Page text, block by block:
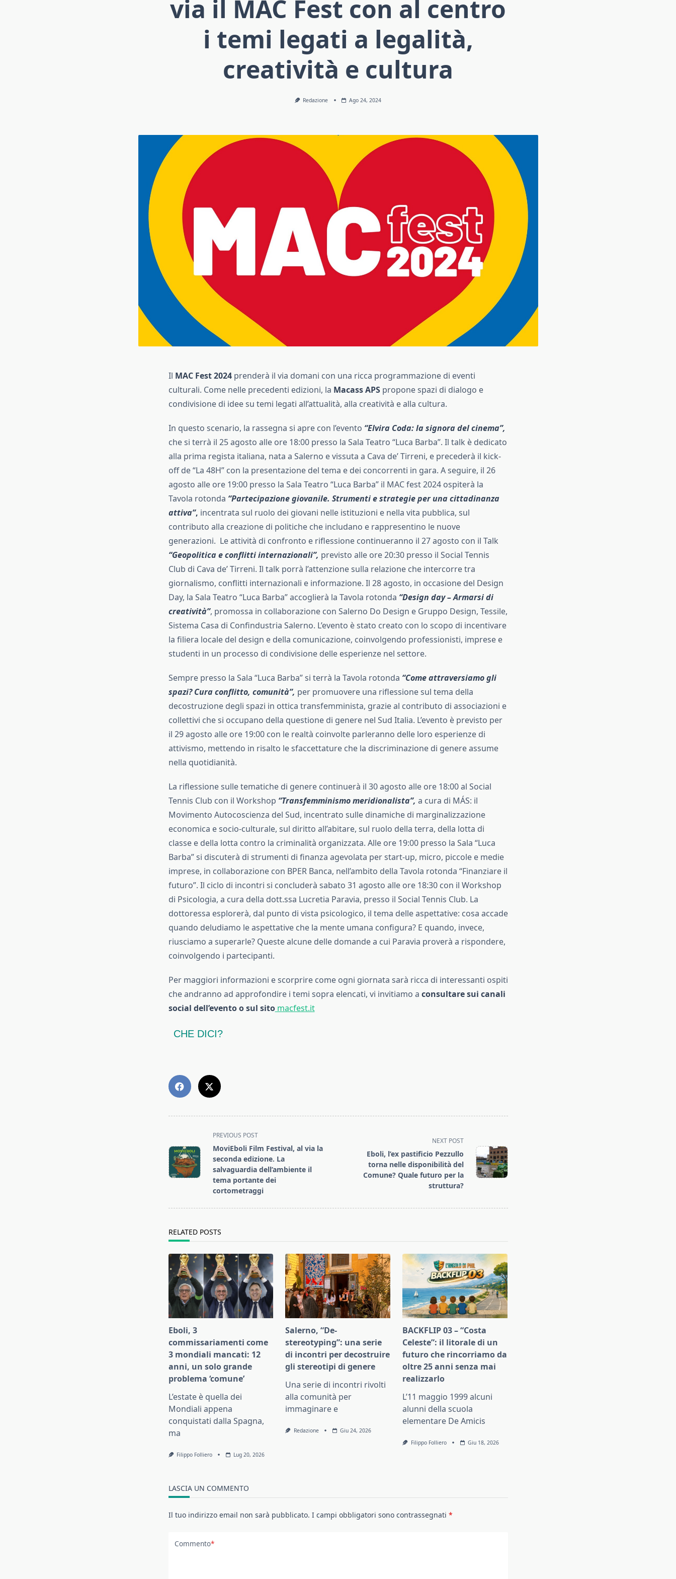
via il MAC Fest con al centro
i temi legati a legalità,
creatività e cultura
Redazione Ago 24, 2024
Il MAC Fest 2024prenderà il via domani con una ricca programmazione di eventi
culturali. Come nelle precedenti edizioni, la Macass APSpropone spazi di dialogo e
condivisione di idee su temi legati all’attualità, alla creatività e alla cultura.
In questo scenario, la rassegna si apre con l’evento “Elvira Coda: la signora del cinema”,
che si terrà il 25 agosto alle ore 18:00 presso la Sala Teatro “Luca Barba”. Il talk è dedicato
alla prima regista italiana, nata a Salerno e vissuta a Cava de’ Tirreni, e precederà il kick-
off de “La 48H” con la presentazione del tema e dei concorrenti in gara. A seguire, il 26
agosto alle ore 19:00 presso la Sala Teatro “Luca Barba” il MAC fest 2024 ospiterà la
Tavola rotonda “Partecipazione giovanile. Strumenti e strategie per una cittadinanza
attiva”, incentrata sul ruolo dei giovani nelle istituzioni e nella vita pubblica, sul
contributo alla creazione di politiche che includano e rappresentino le nuove
generazioni. Le attività di confronto e riflessione continueranno il 27 agosto con il Talk
“Geopolitica e conflitti internazionali”, previsto alle ore 20:30 presso il Social Tennis
Club di Cava de’ Tirreni. Il talk porrà l’attenzione sulla relazione che intercorre tra
giornalismo, conflitti internazionali e informazione. Il 28 agosto, in occasione del Design
Day, la Sala Teatro “Luca Barba” accoglierà la Tavola rotonda “Design day – Armarsi di
creatività”, promossa in collaborazione con Salerno Do Design e Gruppo Design, Tessile,
Sistema Casa di Confindustria Salerno. L’evento è stato creato con lo scopo di incentivare
la filiera locale del design e della comunicazione, coinvolgendo professionisti, imprese e
studenti in un processo di condivisione delle esperienze nel settore.
Sempre presso la Sala “Luca Barba” si terrà la Tavola rotonda “Come attraversiamo gli
spazi? Cura conflitto, comunità”, per promuovere una riflessione sul tema della
decostruzione degli spazi in ottica transfemminista, grazie al contributo di associazioni e
collettivi che si occupano della questione di genere nel Sud Italia. L’evento è previsto per
il 29 agosto alle ore 19:00 con le realtà coinvolte parleranno delle loro esperienze di
attivismo, mettendo in risalto le sfaccettature che la discriminazione di genere assume
nella quotidianità.
La riflessione sulle tematiche di genere continuerà il 30 agosto alle ore 18:00 al Social
Tennis Club con il Workshop “Transfemminismo meridionalista”, a cura di MÁS: il
Movimento Autocoscienza del Sud, incentrato sulle dinamiche di marginalizzazione
economica e socio-culturale, sul diritto all’abitare, sul ruolo della terra, della lotta di
classe e della lotta contro la criminalità organizzata. Alle ore 19:00 presso la Sala “Luca
Barba” si discuterà di strumenti di finanza agevolata per start-up, micro, piccole e medie
imprese, in collaborazione con BPER Banca, nell’ambito della Tavola rotonda “Finanziare il
futuro”. Il ciclo di incontri si concluderà sabato 31 agosto alle ore 18:30 con il Workshop
di Psicologia, a cura della dott.ssa Lucretia Paravia, presso il Social Tennis Club. La
dottoressa esplorerà, dal punto di vista psicologico, il tema delle aspettative: cosa accade
quando deludiamo le aspettative che la mente umana configura? E quando, invece,
riusciamo a superarle? Queste alcune delle domande a cui Paravia proverà a rispondere,
coinvolgendo i partecipanti.
Per maggiori informazioni e scorprire come ogni giornata sarà ricca di interessanti ospiti
che andranno ad approfondire i temi sopra elencati, vi invitiamo a consultare sui canali
social dell’evento o sul sitomacfest.it
CHE DICI?
class="nav-
subtitle
screen-
text">Page</span>
PREVIOUS POST
MoviEboli Film Festival, al via la
seconda edizione. La
salvaguardia dell’ambiente il
tema portante dei
cortometraggi
NEXT POST
Eboli, l’ex pastificio Pezzullo
torna nelle disponibilità del
Comune? Quale futuro per la
struttura?
RELATED POSTS
Eboli, 3
commissariamenti come
3 mondiali mancati: 12
anni, un solo grande
problema ‘comune’
L’estate è quella dei
Mondiali appena
conquistati dalla Spagna,
ma
Filippo Folliero Lug 20, 2026
Salerno, “De-
stereotyping”: una serie
di incontri per decostruire
gli stereotipi di genere
Una serie di incontri rivolti
alla comunità per
immaginare e
Redazione Giu 24, 2026
BACKFLIP 03 – “Costa
Celeste”: il litorale di un
futuro che rincorriamo da
oltre 25 anni senza mai
realizzarlo
L’11 maggio 1999 alcuni
alunni della scuola
elementare De Amicis
Filippo Folliero Giu 18, 2026
LASCIA UN COMMENTO
Il tuo indirizzo email non sarà pubblicato. I campi obbligatori sono contrassegnati *
Commento*